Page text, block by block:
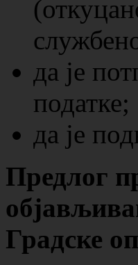
да је
податке;
да је
Предлог
Градске